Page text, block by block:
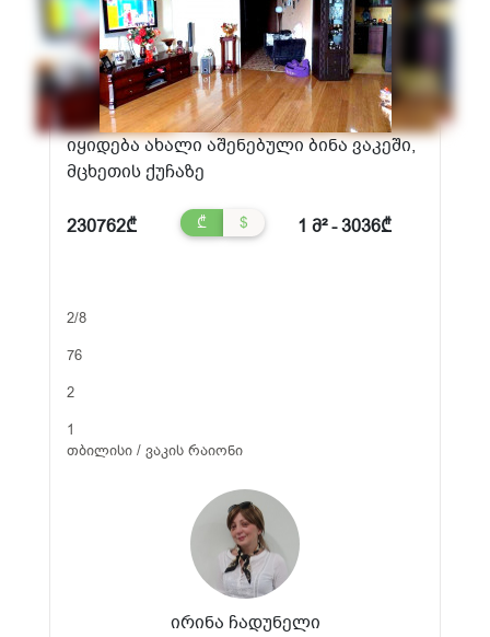
იყიდება ახალი აშენებული ბინა ვაკეში,
მცხეთის ქუჩაზე
230762₾ ₾ $ 1 მ² - 3036₾
2/8
76
2
1
თბილისი / ვაკის რაიონი
ირინა ჩადუნელი